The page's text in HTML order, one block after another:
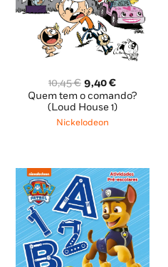
10,45€ O
preço
original
era:
9,40€O
preço
atual
Quem tem o comando?
(Loud House 1)
Nickelodeon